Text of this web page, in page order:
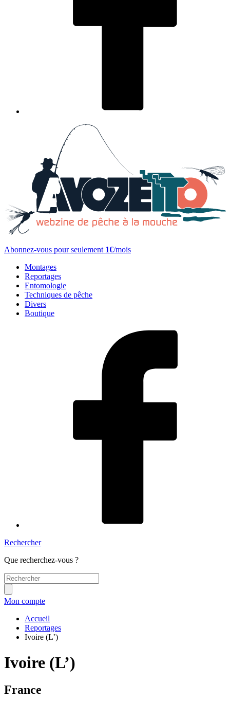
Abonnez-vous pour seulement 1€/mois
Montages
Reportages
Entomologie
Techniques de pêche
Divers
Boutique
Rechercher
Que recherchez-vous ?
Mon compte
Accueil
Reportages
Ivoire (L’)
Ivoire (L’)
France